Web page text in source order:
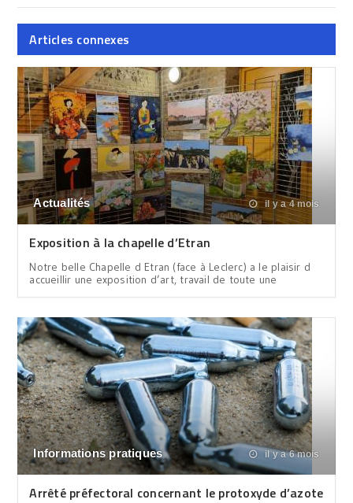
Articles connexes
Actualités il y a 4 mois
Exposition à la chapelle d’Etran
Notre belle Chapelle d Etran (face à Leclerc) a le plaisir d
accueillir une exposition d’art, travail de toute une
Informations pratiques il y a 6 mois
Arrêté préfectoral concernant le protoxyde d’azote